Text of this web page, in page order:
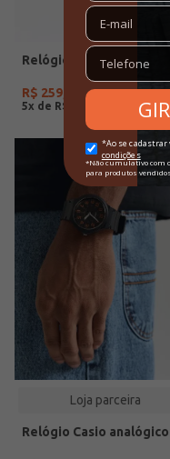
R$ 259
5x de R$
Loja parceira